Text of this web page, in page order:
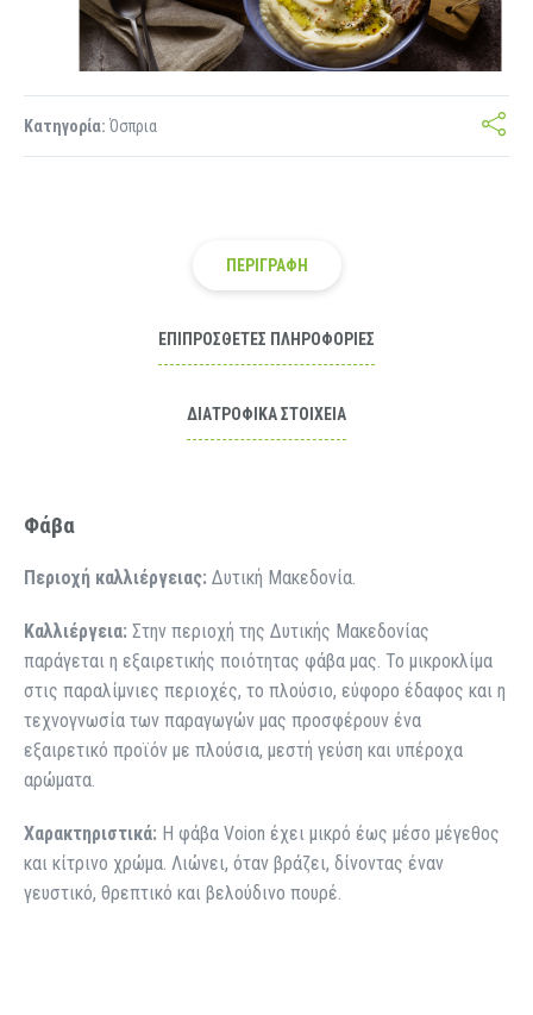
Κατηγορία: Όσπρια
ΠΕΡΙΓΡΑΦΉ
ΕΠΙΠΡΌΣΘΕΤΕΣ ΠΛΗΡΟΦΟΡΊΕΣ
ΔΙΑΤΡΟΦΙΚΆ ΣΤΟΙΧΕΊΑ
Φάβα
Περιοχή καλλιέργειας: Δυτική Μακεδονία.
Καλλιέργεια: Στην περιοχή της Δυτικής Μακεδονίας
παράγεται η εξαιρετικής ποιότητας φάβα μας. Το μικροκλίμα
στις παραλίμνιες περιοχές, το πλούσιο, εύφορο έδαφος και η
τεχνογνωσία των παραγωγών μας προσφέρουν ένα
εξαιρετικό προϊόν με πλούσια, μεστή γεύση και υπέροχα
αρώματα.
Χαρακτηριστικά: Η φάβα Voion έχει μικρό έως μέσο μέγεθος
και κίτρινο χρώμα. Λιώνει, όταν βράζει, δίνοντας έναν
γευστικό, θρεπτικό και βελούδινο πουρέ.